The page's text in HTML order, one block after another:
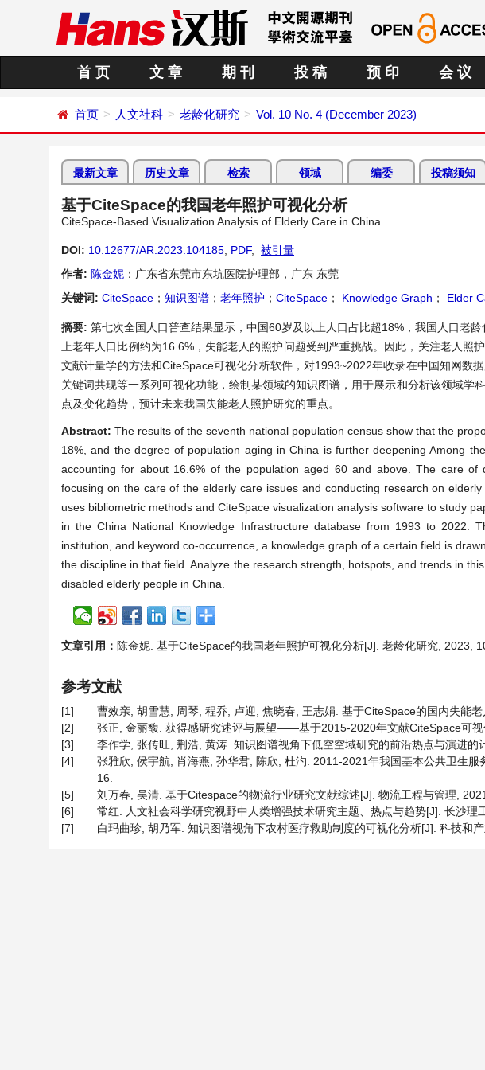
首 页 文 章 期 刊 投 稿 预 印 会 议
首页 人文社科 老龄化研究 Vol. 10 No. 4 (December 2023)
最新文章 历史文章 检索 领域 编委 投稿须知
基于CiteSpace的我国老年照护可视化分析
CiteSpace-Based Visualization Analysis of Elderly Care in China
DOI: 10.12677/AR.2023.104185 PDF,
被引量
作者: 陈金妮 ：广东省东莞市东坑医院护理部，广东 东莞
关键词: CiteSpace ； 知识图谱 ； 老年照护 ； CiteSpace ； Knowledge Graph ； Elder
摘要:第七次全国人口普查结果显示，中国60岁及以上人口占比超18%，我国人口老
上老年人口比例约为16.6%，失能老人的照护问题受到严重挑战。因此，关注老人
文献计量学的方法和CiteSpace可视化分析软件，对1993~2022年收录在中国知网数
关键词共现等一系列可视化功能，绘制某领域的知识图谱，用于展示和分析该领域学
点及变化趋势，预计未来我国失能老人照护研究的重点。
Abstract:The results of the seventh national population census show that the
18%, and the degree of population aging in China is further deepening Among
accounting for about 16.6% of the population aged 60 and above. The care of
focusing on the care of the elderly care issues and conducting research on
uses bibliometric methods and CiteSpace visualization analysis software to study
in the China National Knowledge Infrastructure database from 1993 to 2022.
institution, and keyword co-occurrence, a knowledge graph of a certain field is
the discipline in that field. Analyze the research strength, hotspots, and trends in
disabled elderly people in China.
文章引用： 陈金妮. 基于CiteSpace的我国老年照护可视化分析[J]. 老龄化研究, 2023,
参考文献
[1]
曹效亲, 胡雪慧, 周琴, 程乔, 卢迎, 焦晓春, 王志娟. 基于CiteSpace的国内失能
[2]
张正, 金丽馥. 获得感研究述评与展望——基于2015-2020年文献CiteSpace可
[3]
李作学, 张传旺, 荆浩, 黄涛. 知识图谱视角下低空空域研究的前沿热点与演进
[4]
张雅欣, 侯宇航, 肖海燕, 孙华君, 陈欣, 杜汋. 2011-2021年我国基本公共卫生
16.
[5]
刘万春, 吴清. 基于Citespace的物流行业研究文献综述[J]. 物流工程与管理,
[6]
常红. 人文社会科学研究视野中人类增强技术研究主题、热点与趋势[J]. 长沙理
[7]
白玛曲珍, 胡乃军. 知识图谱视角下农村医疗救助制度的可视化分析[J]. 科技和